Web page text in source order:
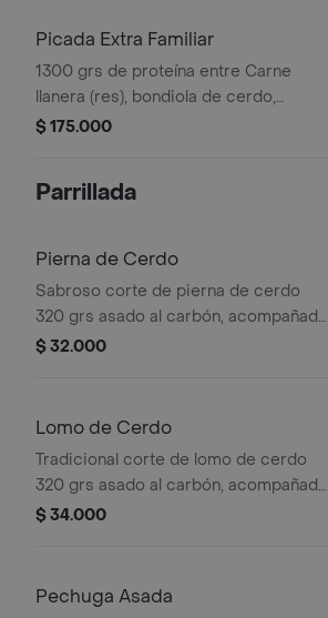
y ají de la casa para 4-5 personas.
Picada Extra Familiar
1300 grs de proteína entre Carne
llanera (res), bondiola de cerdo,
costillitas de cerdo, además chorizo
Personas)
$ 175.000
Parrillada
Pierna de Cerdo
Sabroso corte de pierna de cerdo
320 grs asado al carbón, acompañado
de ensalada, papa francesa o papa al
$ 32.000
Lomo de Cerdo
Tradicional corte de lomo de cerdo
320 grs asado al carbón, acompañado
de ensalada, papa, yuca al vapor, ají y
$ 34.000
Pechuga Asada